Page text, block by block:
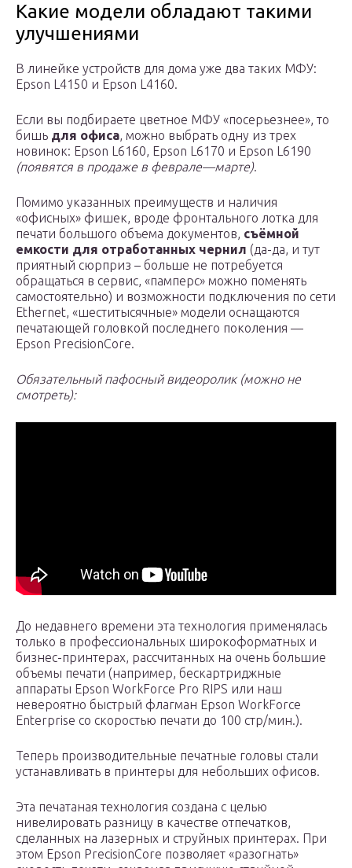
Какие модели обладают такими
улучшениями
В линейке устройств для дома уже два таких МФУ:
Epson L4150 и Epson L4160.
Если вы подбираете цветное МФУ «посерьезнее», то
бишь для офиса, можно выбрать одну из трех
новинок: Epson L6160, Epson L6170 и Epson L6190
(появятся в продаже в феврале—марте).
Помимо указанных преимуществ и наличия
«офисных» фишек, вроде фронтального лотка для
печати большого объема документов, съёмной
емкости для отработанных чернил (да-да, и тут
приятный сюрприз – больше не потребуется
обращаться в сервис, «памперс» можно поменять
самостоятельно) и возможности подключения по сети
Ethernet, «шеститысячные» модели оснащаются
печатающей головкой последнего поколения —
Epson PrecisionCore.
Обязательный пафосный видеоролик (можно не
смотреть):
До недавнего времени эта технология применялась
только в профессиональных широкоформатных и
бизнес-принтерах, рассчитанных на очень большие
объемы печати (например, бескартриджные
аппараты Epson WorkForce Pro RIPS или наш
невероятно быстрый флагман Epson WorkForce
Enterprise со скоростью печати до 100 стр/мин.).
Теперь производительные печатные головы стали
устанавливать в принтеры для небольших офисов.
Эта печатаная технология создана с целью
нивелировать разницу в качестве отпечатков,
сделанных на лазерных и струйных принтерах. При
этом Epson PrecisionCore позволяет «разогнать»